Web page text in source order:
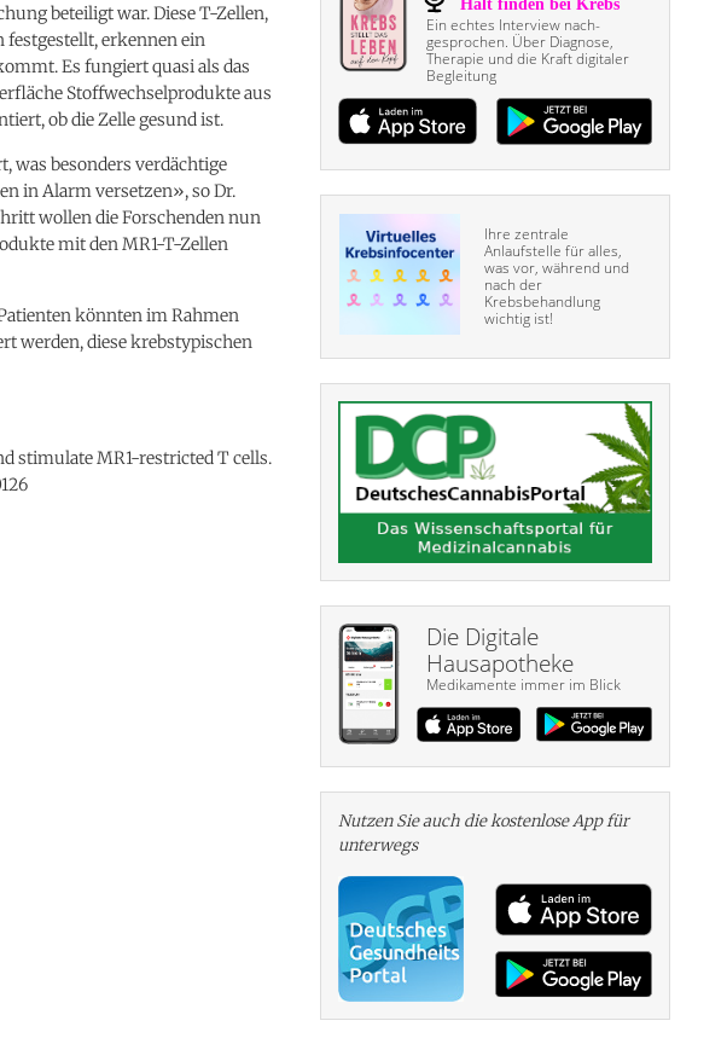
beteiligt war. Diese T-Zellen,
festgestellt, erkennen ein
Es fungiert quasi als das
Stoffwechselprodukte aus
ob die Zelle gesund ist.
was besonders verdächtige
in Alarm versetzen», so Dr.
wollen die Forschenden nun
mit den MR1-T-Zellen
könnten im Rahmen
werden, diese krebstypischen
stimulate MR1-restricted T cells.
Ein echtes Interview nach­
gesprochen. Über Diagnose,
Therapie und die Kraft digitaler
Begleitung
Ihre zentrale
Anlaufstelle für alles,
was vor, während und
nach der
Krebsbehandlung
wichtig ist!
Die Digitale
Hausapotheke
Medikamente immer im Blick
Nutzen Sie auch die kosten­lose App für
unterwegs